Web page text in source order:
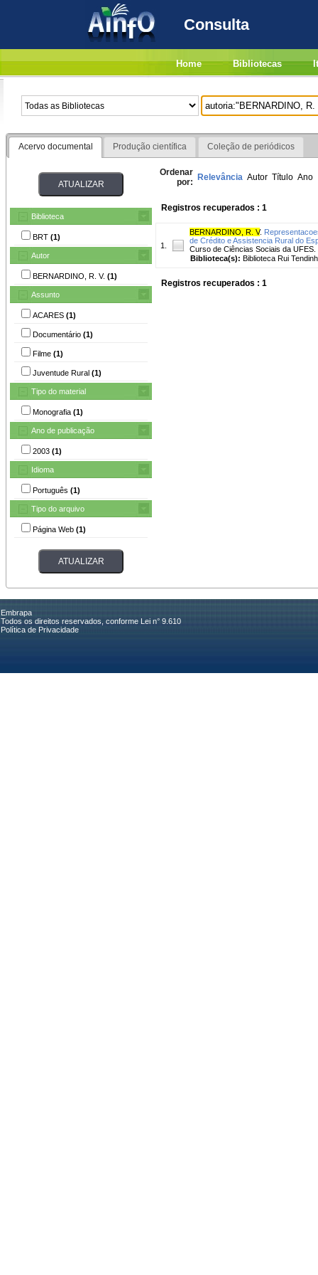
Consulta
Home Bibliotecas
Acervo documental Produção científica Coleção de periódicos
Biblioteca
BRT (1)
Autor
BERNARDINO, R. V. (1)
Assunto
ACARES (1)
Documentário (1)
Filme (1)
Juventude Rural (1)
Tipo do material
Monografia (1)
Ano de publicação
2003 (1)
Idioma
Português (1)
Tipo do arquivo
Página Web (1)
Ordenar
por: Relevância Autor Título Ano
Registros recuperados : 1
1.
BERNARDINO, R. V.
de Crédito e Assistencia Rural do
Curso de Ciências Sociais da
Biblioteca(s): Biblioteca Rui
Registros recuperados : 1
Embrapa
Todos os direitos reservados, conforme Lei n° 9.610
Política de Privacidade